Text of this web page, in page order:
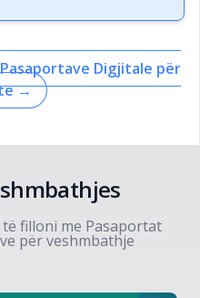
Digjitale për
→
filloni me Pasaportat
për veshmbathje